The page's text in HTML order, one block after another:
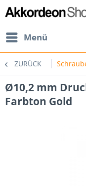
Menü
ZURÜCK
Ø10,2 mm
Farbton Gold